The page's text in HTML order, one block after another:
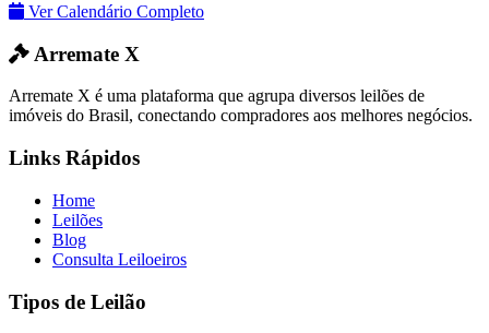
Ver Calendário Completo
Arremate X
Arremate X é uma plataforma que agrupa diversos leilões de
imóveis do Brasil, conectando compradores aos melhores negócios.
Links Rápidos
Home
Leilões
Blog
Consulta Leiloeiros
Tipos de Leilão